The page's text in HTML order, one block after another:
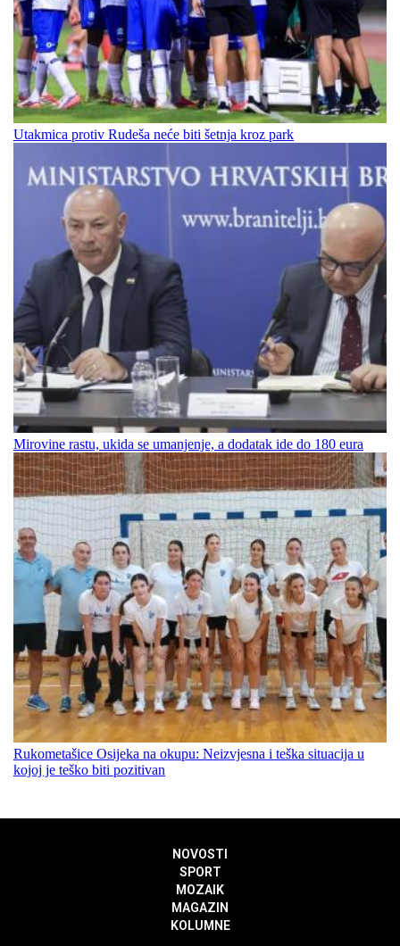
Utakmica protiv Rudeša neće biti šetnja kroz park
Mirovine rastu, ukida se umanjenje, a dodatak ide do 180 eura
Rukometašice Osijeka na okupu: Neizvjesna i teška situacija u
kojoj je teško biti pozitivan
NOVOSTI
SPORT
MOZAIK
MAGAZIN
KOLUMNE